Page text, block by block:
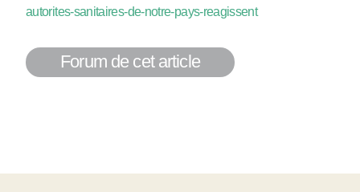
autorites-sanitaires-de-notre-pays-reagissent
Forum de cet article